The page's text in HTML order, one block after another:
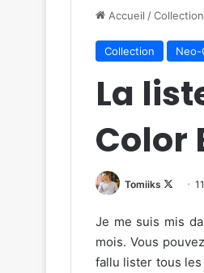
Accueil /Collection
Collection Neo-
La
Color
Tomiiks
Follow
X
Je me suis mis
mois. Vous
fallu lister tous